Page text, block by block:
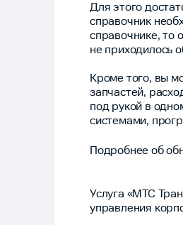
Для этого
справочник
справочнике, то
не приходилось
Кроме того, вы
запчастей,
под рукой в
системами,
Подробнее об
Услуга «МТС
управления